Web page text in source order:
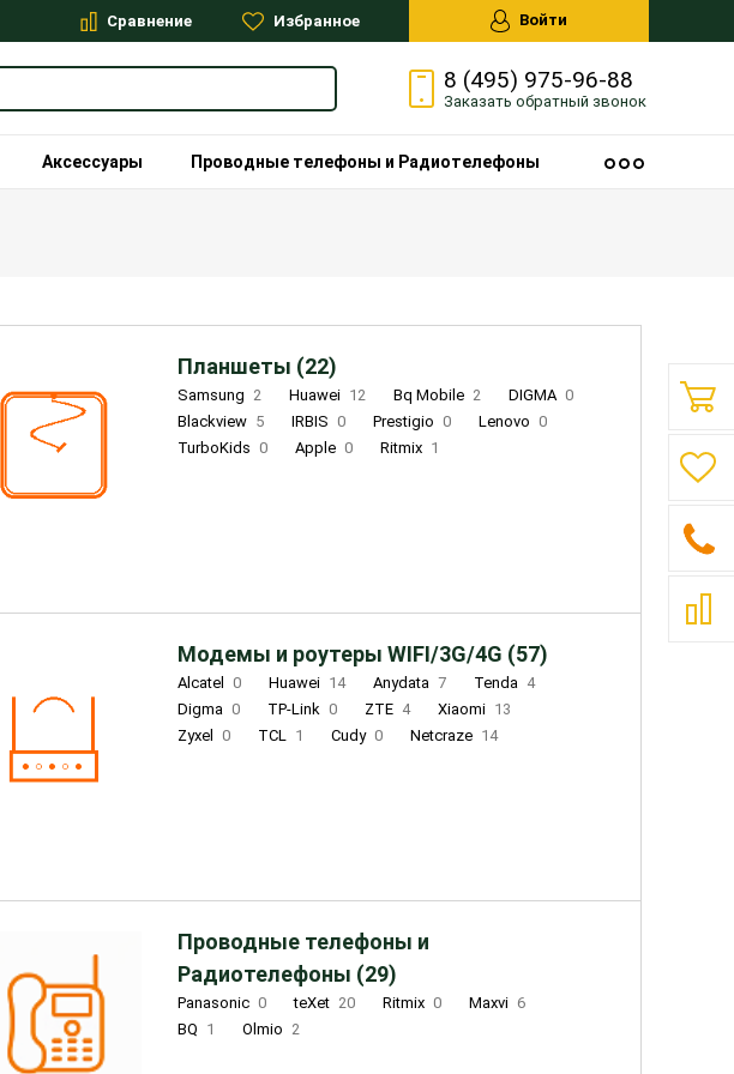
Сравнение Избранное Войти
8 (495) 975-96-88
Заказать обратный звонок
Аксессуары Проводные телефоны и Радиотелефоны
Планшеты (22)
Samsung 2 Huawei 12 Bq Mobile 2 DIGMA 0
Blackview 5 IRBIS 0 Prestigio 0 Lenovo 0
TurboKids 0 Apple 0 Ritmix 1
Модемы и роутеры WIFI/3G/4G (57)
Alcatel 0 Huawei 14 Anydata 7 Tenda 4
Digma 0 TP-Link 0 ZTE 4 Xiaomi 13
Zyxel
0 TCL 1 Cudy 0 Netcraze 14
Проводные телефоны и
Радиотелефоны (29)
Panasonic 0 teXet 20 Ritmix 0 Maxvi 6
BQ 1 Olmio 2